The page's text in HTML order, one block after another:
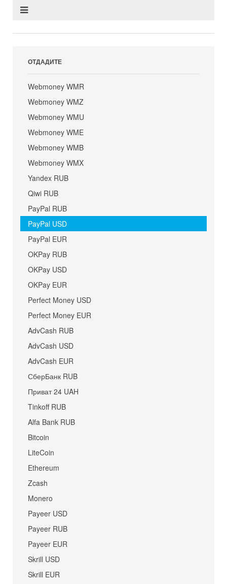
ОТДАДИТЕ
Webmoney WMR
Webmoney WMZ
Webmoney WMU
Webmoney WME
Webmoney WMB
Webmoney WMX
Yandex RUB
Qiwi RUB
PayPal RUB
PayPal USD
PayPal EUR
OKPay RUB
OKPay USD
OKPay EUR
Perfect Money USD
Perfect Money EUR
AdvCash RUB
AdvCash USD
AdvCash EUR
СберБанк RUB
Приват 24 UAH
Tinkoff RUB
Alfa Bank RUB
Bitcoin
LiteCoin
Ethereum
Zcash
Monero
Payeer USD
Payeer RUB
Payeer EUR
Skrill USD
Skrill EUR